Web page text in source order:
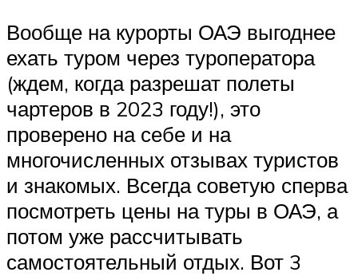
Вообще на курорты ОАЭ выгоднее
ехать туром через туроператора
(ждем, когда разрешат полеты
чартеров в 2023 году!), это
проверено на себе и на
многочисленных отзывах туристов
и знакомых. Всегда советую сперва
посмотреть цены на туры в ОАЭ, а
потом уже рассчитывать
самостоятельный отдых. Вот 3